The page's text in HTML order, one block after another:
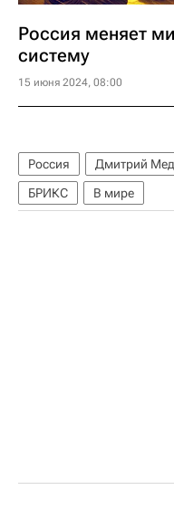
Россия меняет
систему
15 июня 2024, 08:00
Россия Дмитрий
БРИКС
В мире